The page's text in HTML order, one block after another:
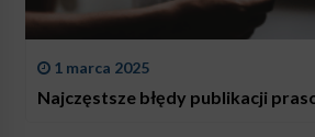
1 marca 2025
Najczęstsze błędy publikacji